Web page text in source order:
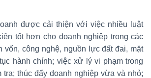
được cải thiện với việc nhiều luật
tốt hơn cho doanh nghiệp trong các
vốn, công nghệ, nguồn lực đất đai, mặt
hành chính; việc xử lý vi phạm trong
thúc đẩy doanh nghiệp vừa và nhỏ;